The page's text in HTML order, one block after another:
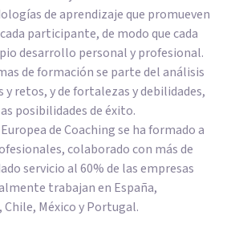
de aprendizaje que promueven
participante, de modo que cada
desarrollo personal y profesional.
de formación se parte del análisis
y retos, y de fortalezas y debilidades,
posibilidades de éxito.
de Coaching se ha formado a
colaborado con más de
servicio al 60% de las empresas
trabajan en España,
México y Portugal.